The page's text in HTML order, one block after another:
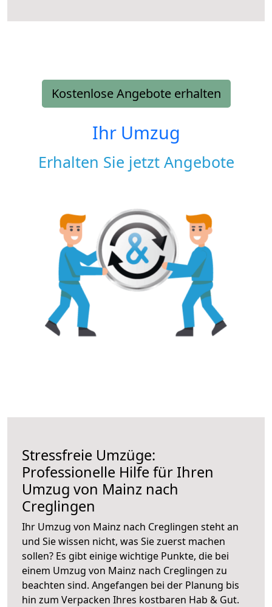
Kostenlose Angebote erhalten
Ihr Umzug
Erhalten Sie jetzt Angebote
Stressfreie Umzüge:
Professionelle Hilfe für Ihren
Umzug von Mainz nach
Creglingen
Ihr Umzug von Mainz nach Creglingen steht an
und Sie wissen nicht, was Sie zuerst machen
sollen? Es gibt einige wichtige Punkte, die bei
einem Umzug von Mainz nach Creglingen zu
beachten sind. Angefangen bei der Planung bis
hin zum Verpacken Ihres kostbaren Hab & Gut.